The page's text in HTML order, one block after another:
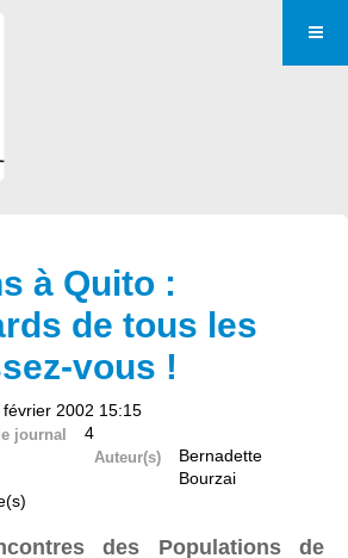
à Quito :
de tous les
vous !
2002 15:15
journal 4
Auteur(s)
Bernadette
Bourzai
des Populations de